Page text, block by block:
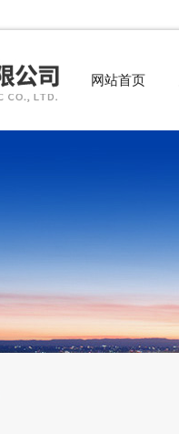
网站首页